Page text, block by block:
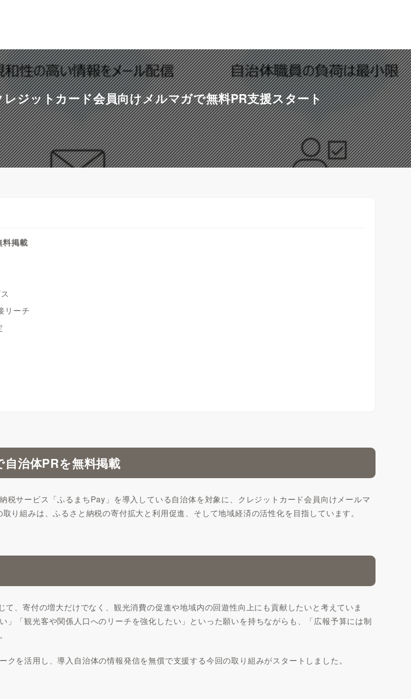
ジットカード会員向けメルマガで無料PR支援スタート
料掲載
リーチ
治体PRを無料掲載
税サービス「ふるまちPay」を導入している自治体を対象に、クレジットカード会員向けメールマ
り組みは、ふるさと納税の寄付拡大と利用促進、そして地域経済の活性化を目指しています。
、寄付の増大だけでなく、観光消費の促進や地域内の回遊性向上にも貢献したいと考えていま
「観光客や関係人口へのリーチを強化したい」といった願いを持ちながらも、「広報予算には制
を活用し、導入自治体の情報発信を無償で支援する今回の取り組みがスタートしました。